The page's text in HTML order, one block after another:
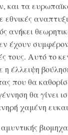
και τα
ανήκει
έχουν
τους. Αυτό το
η έλλειψη
που θα
θα γίνει
χαμένη